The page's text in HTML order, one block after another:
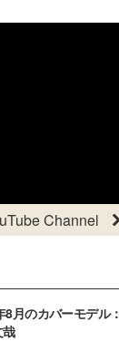
Channel
8月のカバーモデル：